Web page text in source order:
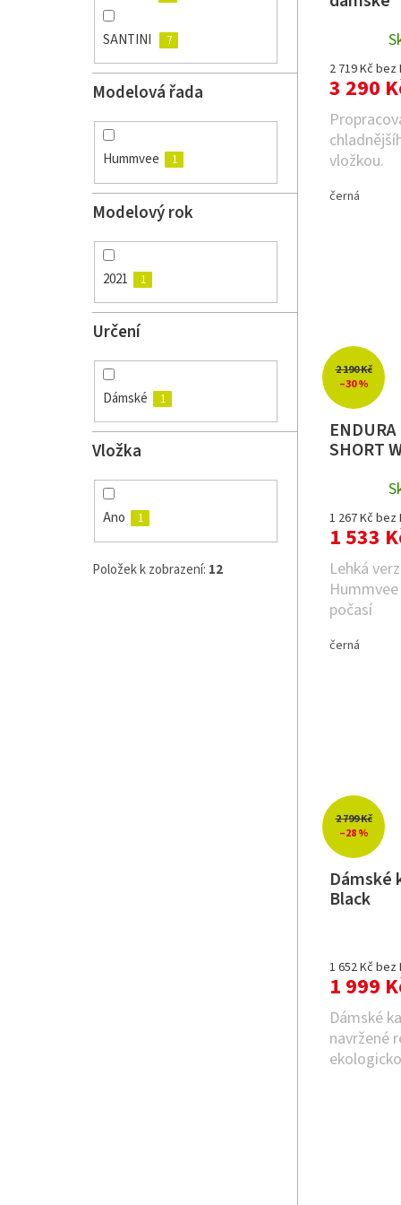
SANTINI 7
Modelová řada
Hummvee 1
Modelový rok
2021 1
Určení
Dámské 1
Vložka
Ano 1
Položek k zobrazení: 12
2 719 Kč bez
3 290
vložkou.
černá
2 190 Kč
–30 %
SHORT
1 267 Kč bez
1 533
Lehká
počasí
černá
2 799 Kč
–28 %
Dámské
Black
1 652 Kč bez
1 999
Dámské
navržené